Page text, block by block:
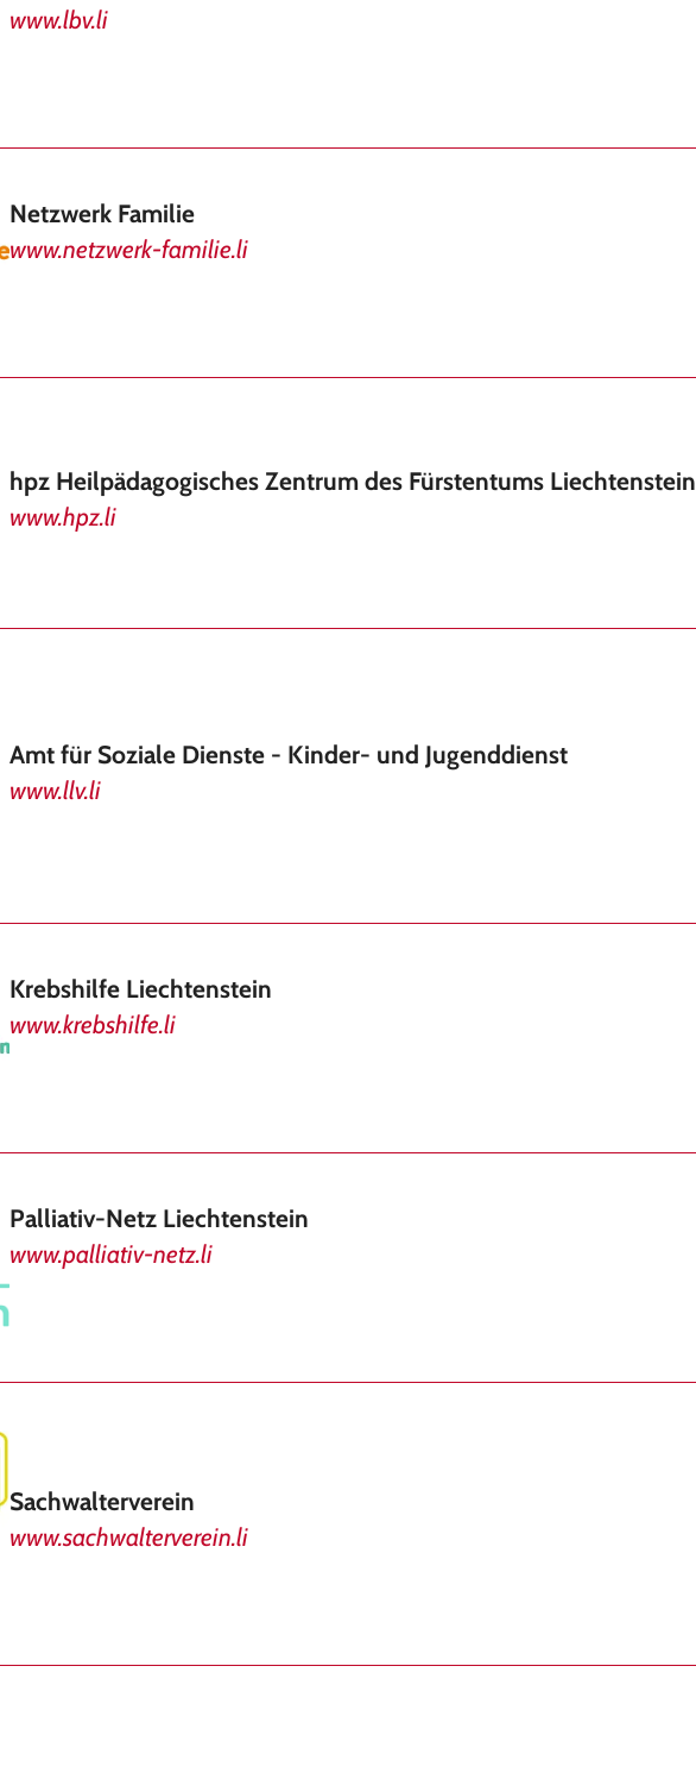
www.lbv.li
Netzwerk Familie
www.netzwerk-familie.li
hpz Heilpädagogisches Zentrum des Fürstentums Liechtenstein
www.hpz.li
Amt für Soziale Dienste - Kinder- und Jugenddienst
www.llv.li
Krebshilfe Liechtenstein
www.krebshilfe.li
Palliativ-Netz Liechtenstein
www.palliativ-netz.li
Sachwalterverein
www.sachwalterverein.li